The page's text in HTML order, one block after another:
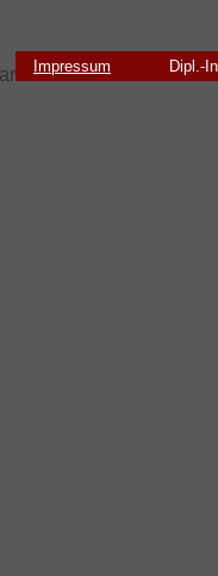
Impressum Dipl.-